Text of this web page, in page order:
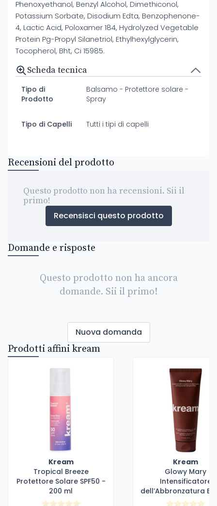
Phenoxyethanol, Benzyl Alcohol, Dimethiconol,
Potassium Sorbate, Disodium Edta, Benzophenone-
4, Lactic Acid, Poloxamer 184, Hydrolyzed Vegetable
Protein Pg-Propyl Silanetriol, Ethylhexylglycerin,
Tocopherol, Bht, Ci 15985.
Scheda tecnica
Tipo di
Prodotto
Balsamo - Protettore solare -
Spray
Tipo di Capelli Tutti i tipi di capelli
Recensioni del prodotto
Questo prodotto non ha recensioni. Sii il
primo!
Recensisci questo prodotto
Domande e risposte
Questo prodotto non ha ancora
domande. Sii il primo!
Nuova domanda
Prodotti affini kream
Kream
Tropical Breeze
Protettore Solare SPF50 -
200 ml
Kream
Glowy Mary
Intensificatore
dell’Abbronzatura
Glow - 200 ml